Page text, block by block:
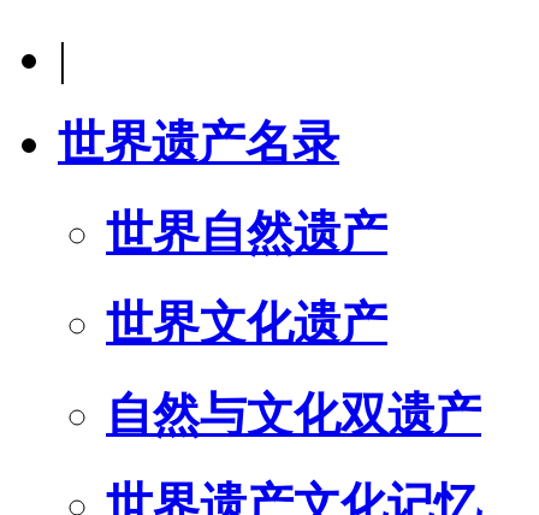
|
世界遗产名录
世界自然遗产
世界文化遗产
自然与文化双遗产
世界遗产文化记忆